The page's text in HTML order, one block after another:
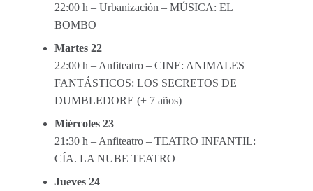
22:00 h – Urbanización – MÚSICA: EL
BOMBO
Martes 22
22:00 h – Anfiteatro – CINE: ANIMALES
FANTÁSTICOS: LOS SECRETOS DE
DUMBLEDORE (+ 7 años)
Miércoles 23
21:30 h – Anfiteatro – TEATRO INFANTIL:
CÍA. LA NUBE TEATRO
Jueves 24